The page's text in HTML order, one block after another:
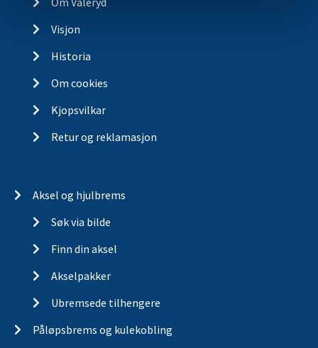
Visjon
Historia
Om cookies
Kjopsvilkar
Retur og reklamasjon
Aksel og hjulbrems
Søk via bilde
Finn din aksel
Akselpakker
Ubremsede tilhengere
Påløpsbrems og kulekobling